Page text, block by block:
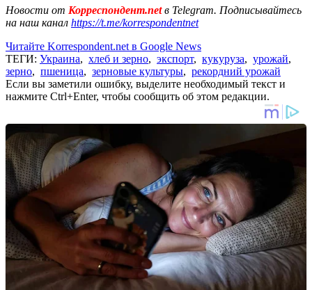
Новости от Корреспондент.netв Telegram. Подписывайтесь
на наш канал https://t.me/korrespondentnet
Читайте Korrespondent.net в Google News
ТЕГИ: Украина, хлеб и зерно, экспорт, кукуруза, урожай,
зерно, пшеница, зерновые культуры, рекордний урожай
Если вы заметили ошибку, выделите необходимый текст и
нажмите Ctrl+Enter, чтобы сообщить об этом редакции.